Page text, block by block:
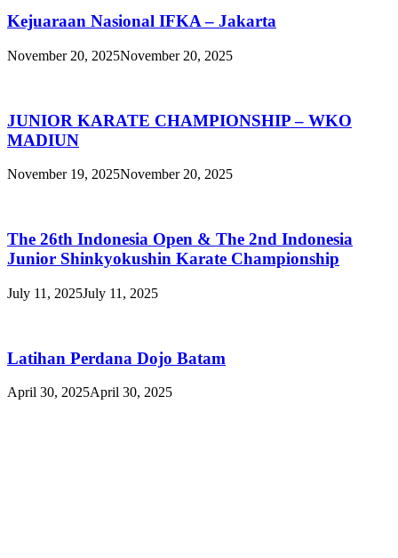
Kejuaraan Nasional IFKA – Jakarta
November 20, 2025November 20, 2025
JUNIOR KARATE CHAMPIONSHIP – WKO
MADIUN
November 19, 2025November 20, 2025
The 26th Indonesia Open & The 2nd Indonesia
Junior Shinkyokushin Karate Championship
July 11, 2025July 11, 2025
Latihan Perdana Dojo Batam
April 30, 2025April 30, 2025